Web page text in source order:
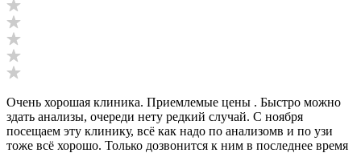
Очень хорошая клиника. Приемлемые цены . Быстро можно
здать анализы, очереди нету редкий случай. С ноября
посещаем эту клинику, всё как надо по анализомв и по узи
тоже всё хорошо. Только дозвонится к ним в последнее время